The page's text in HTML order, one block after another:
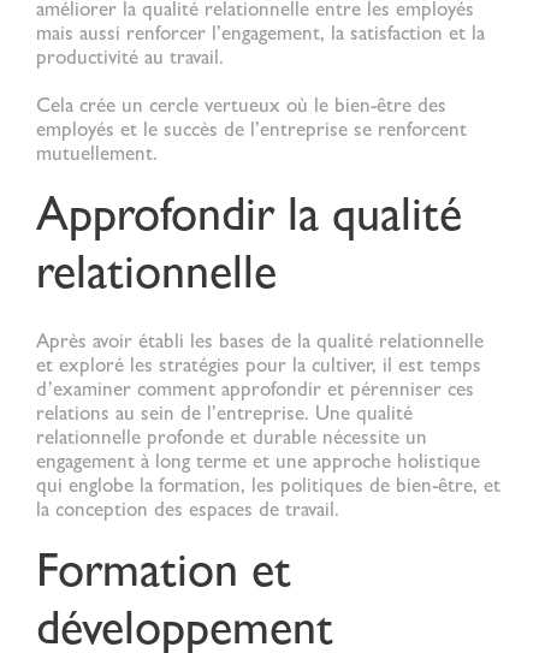
améliorer la qualité relationnelle entre les employés
mais aussi renforcer l’engagement, la satisfaction et la
productivité au travail.
Cela crée un cercle vertueux où le bien-être des
employés et le succès de l’entreprise se renforcent
mutuellement.
Approfondir la qualité
relationnelle
Après avoir établi les bases de la qualité relationnelle
et exploré les stratégies pour la cultiver, il est temps
d’examiner comment approfondir et pérenniser ces
relations au sein de l’entreprise. Une qualité
relationnelle profonde et durable nécessite un
engagement à long terme et une approche holistique
qui englobe la formation, les politiques de bien-être, et
la conception des espaces de travail.
Formation et
développement